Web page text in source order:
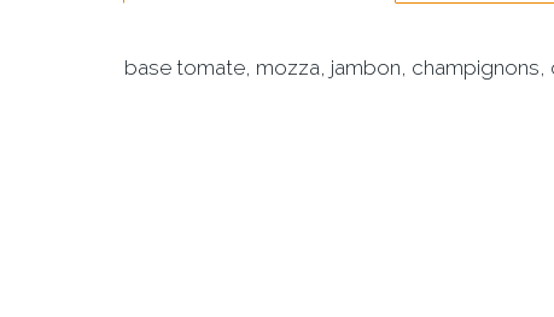
base tomate, mozza, jambon,